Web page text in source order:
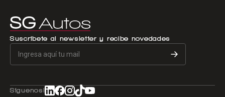
Suscríbete al newsletter y recibe novedades
Síguenos!